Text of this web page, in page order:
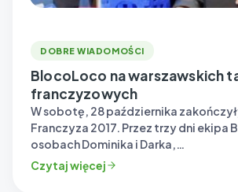
DOBRE WIADOMOŚCI
BlocoLoco na warszawskich
franczyzowych
W sobotę, 28 października
Franczyza 2017. Przez trzy dni ekipa
osobach Dominika i Darka,…
Czytaj więcej